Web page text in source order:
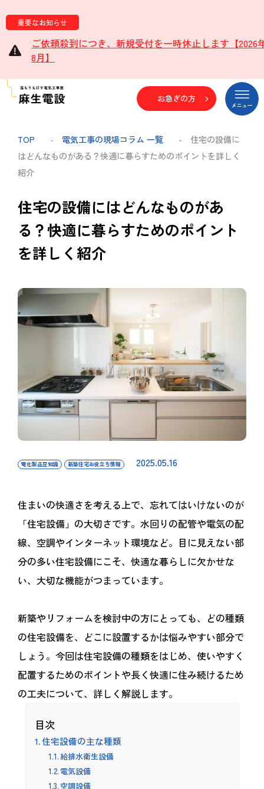
重要なお知らせ
ご依頼殺到につき、新規受付を一時休止します【2026
8月】
お急ぎの方
TOP - 電気工事の現場コラム 一覧
- 住宅の設備に
はどんなものがある？快適に暮らすためのポイントを詳しく
紹介
住宅の設備にはどんなものがあ
る？快適に暮らすためのポイント
を詳しく紹介
電化製品豆知識 新築住宅お役立ち情報 2025.05.16
住まいの快適さを考える上で、忘れてはいけないのが
「住宅設備」の大切さです。水回りの配管や電気の配
線、空調やインターネット環境など。目に見えない部
分の多い住宅設備にこそ、快適な暮らしに欠かせな
い、大切な機能がつまっています。
新築やリフォームを検討中の方にとっても、どの種類
の住宅設備を、どこに設置するかは悩みやすい部分で
しょう。今回は住宅設備の種類をはじめ、使いやすく
配置するためのポイントや長く快適に住み続けるため
の工夫について、詳しく解説します。
目次
住宅設備の主な種類
給排水衛生設備
電気設備
空調設備